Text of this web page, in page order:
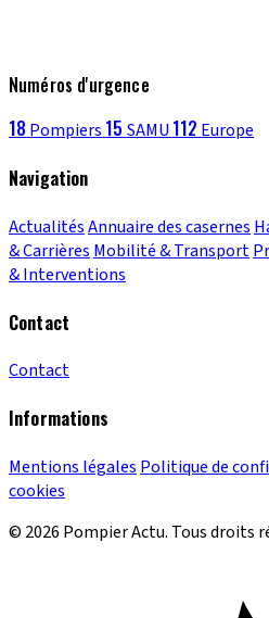
Numéros d'urgence
18 Pompiers 15 SAMU 112 Europe
Navigation
ActualitésAnnuaire des casernes
& Carrières Mobilité & Transport
& Interventions
Contact
Contact
Informations
Mentions légales Politique de
cookies
© 2026 Pompier Actu. Tous droits